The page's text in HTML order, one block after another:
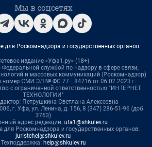
Мы в соцсетях
для Роскомнадзора и государственных органов
издание «Уфа1.ру» (18+)
Федеральной службой по надзору в сфере связи,
и массовых коммуникаций (Роскомнадзор)
номер СМИ ЭЛ № ФС 77– 84716 от 06.02.2023 г.
с ограниченной ответственностью "ИНТЕРНЕТ
ТЕХНОЛОГИИ"
Петрушкина Светлана Алексеевна
г. Уфа, ул. Ленина, д. 156, 8 (347) 286-51-96 (доб.
3763)
адрес редакции: ufa1@shkulev.ru
для Роскомнадзора и государственных органов:
juristchel@shkulev.ru
Техподдержка: help@shkulev.ru